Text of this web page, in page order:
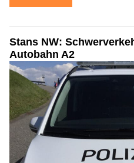
Stans NW:
Autobahn A2